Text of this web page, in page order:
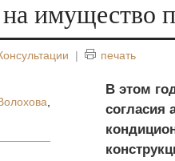
имущество
| печать
В этом
согласия